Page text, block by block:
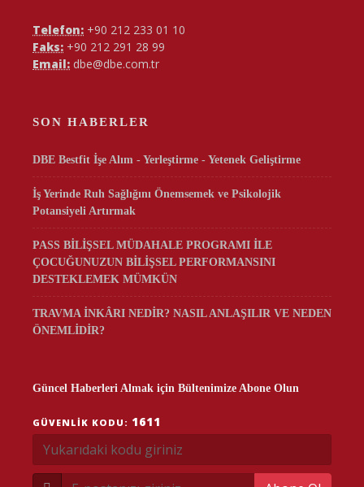
Telefon: +90 212 233 01 10
Faks: +90 212 291 28 99
Email: dbe@dbe.com.tr
SON HABERLER
DBE Bestfit İşe Alım - Yerleştirme - Yetenek Geliştirme
İş Yerinde Ruh Sağlığını Önemsemek ve Psikolojik
Potansiyeli Artırmak
PASS BİLİŞSEL MÜDAHALE PROGRAMI İLE
ÇOCUĞUNUZUN BİLİŞSEL PERFORMANSINI
DESTEKLEMEK MÜMKÜN
TRAVMA İNKÂRI NEDİR? NASIL ANLAŞILIR VE NEDEN
ÖNEMLİDİR?
Güncel Haberleri Almak için Bültenimize Abone Olun
GÜVENLIK KODU: 1611